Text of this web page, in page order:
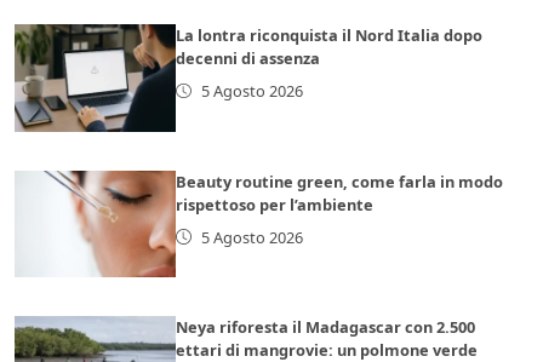
La lontra riconquista il Nord Italia dopo
decenni di assenza
5 Agosto 2026
Beauty routine green, come farla in modo
rispettoso per l’ambiente
5 Agosto 2026
Neya riforesta il Madagascar con 2.500
ettari di mangrovie: un polmone verde